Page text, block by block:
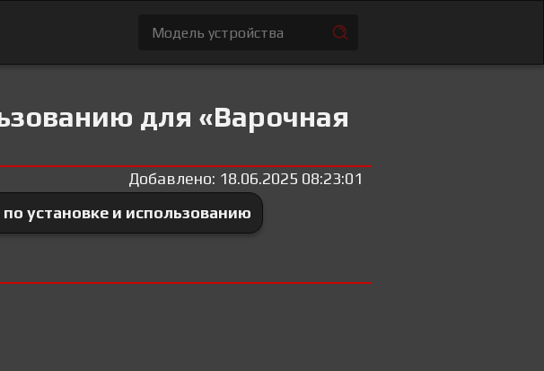
для «Варочная
Добавлено: 18.06.2025 08:23:01
установке и использованию